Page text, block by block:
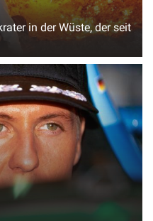
in der Wüste, der seit